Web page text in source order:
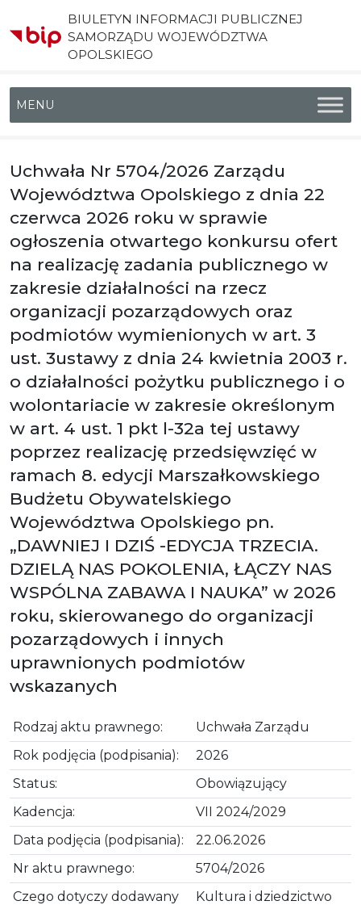
BIULETYN INFORMACJI PUBLICZNEJ
SAMORZĄDU WOJEWÓDZTWA
OPOLSKIEGO
Menu główne
Uchwała Nr 5704/2026 Zarządu
Województwa Opolskiego z dnia 22
czerwca 2026 roku w sprawie
ogłoszenia otwartego konkursu ofert
na realizację zadania publicznego w
zakresie działalności na rzecz
organizacji pozarządowych oraz
podmiotów wymienionych w art. 3
ust. 3ustawy z dnia 24 kwietnia 2003 r.
o działalności pożytku publicznego i o
wolontariacie w zakresie określonym
w art. 4 ust. 1 pkt l-32a tej ustawy
poprzez realizację przedsięwzięć w
ramach 8. edycji Marszałkowskiego
Budżetu Obywatelskiego
Województwa Opolskiego pn.
„DAWNIEJ I DZIŚ -EDYCJA TRZECIA.
DZIELĄ NAS POKOLENIA, ŁĄCZY NAS
WSPÓLNA ZABAWA I NAUKA” w 2026
roku, skierowanego do organizacji
pozarządowych i innych
uprawnionych podmiotów
wskazanych
Rodzaj aktu prawnego:
Uchwała Zarządu
Rok podjęcia (podpisania):
2026
Status:
Obowiązujący
Kadencja:
VII 2024/2029
Data podjęcia (podpisania):
22.06.2026
Nr aktu prawnego:
5704/2026
Czego dotyczy dodawany
Kultura i dziedzictwo